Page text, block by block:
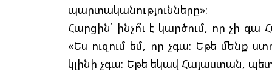
պարտականությունները»:
Հարցին՝ ինչո՞ւ է կարծում, որ
«Ես ուզում եմ, որ չգա: Եթե մենք
կլինի չգա: Եթե եկավ Հայաստան,